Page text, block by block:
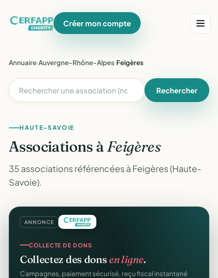
Créer mon compte
Annuaire›Auvergne-Rhône-Alpes›Feigères
Rechercher
HAUTE-SAVOIE
Associations àFeigères
35 associations référencées à Feigères (Haute-
Savoie).
ANNONCE
COLLECTE DE DONS
Collectez des donsen ligne.
Campagnes, paiement sécurisé, reçu fiscal instantané